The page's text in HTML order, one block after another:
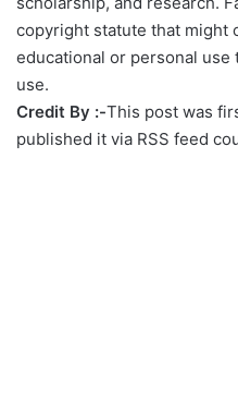
copyright statute that might
educational or personal
use.
Credit By :-This post was
published it via RSS feed